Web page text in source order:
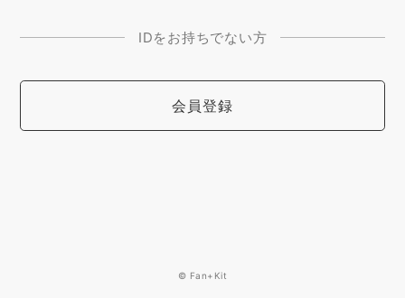
IDをお持ちでない方
会員登録
© Fan+Kit